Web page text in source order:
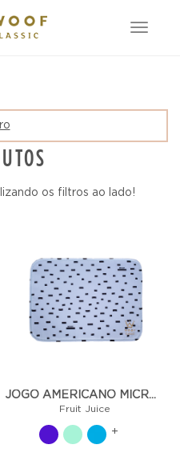
Toggle
os filtros ao lado!
JOGO AMERICANO MICROFIBRA/TRICOLINE - FRUIT JUICE
Fruit Juice
+